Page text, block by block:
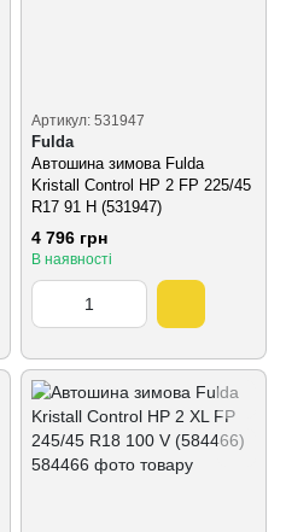
Артикул: 531947
Fulda
Автошина зимова Fulda
Kristall Control HP 2 FP 225/45
R17 91 H (531947)
4 796 грн
В наявності